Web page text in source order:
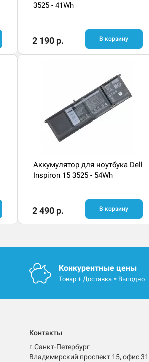
3525 - 41Wh
2 190 р. В корзину
Аккумулятор для ноутбука Dell
Inspiron 15 3525 - 54Wh
2 490 р. В корзину
Конкурентные цены
Товар + Доставка = Выгодно
Контакты
г.Санкт-Петербург
Владимирский проспект 15, офис 31